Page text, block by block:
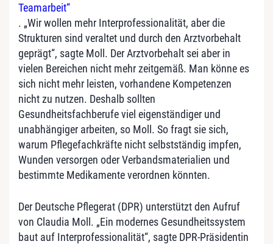
Teamarbeit“
. „Wir wollen mehr Interprofessionalität, aber die
Strukturen sind veraltet und durch den Arztvorbehalt
geprägt“, sagte Moll. Der Arztvorbehalt sei aber in
vielen Bereichen nicht mehr zeitgemäß. Man könne es
sich nicht mehr leisten, vorhandene Kompetenzen
nicht zu nutzen. Deshalb sollten
Gesundheitsfachberufe viel eigenständiger und
unabhängiger arbeiten, so Moll. So fragt sie sich,
warum Pflegefachkräfte nicht selbstständig impfen,
Wunden versorgen oder Verbandsmaterialien und
bestimmte Medikamente verordnen könnten.
Der Deutsche Pflegerat (DPR) unterstützt den Aufruf
von Claudia Moll. „Ein modernes Gesundheitssystem
baut auf Interprofessionalität“, sagte DPR-Präsidentin